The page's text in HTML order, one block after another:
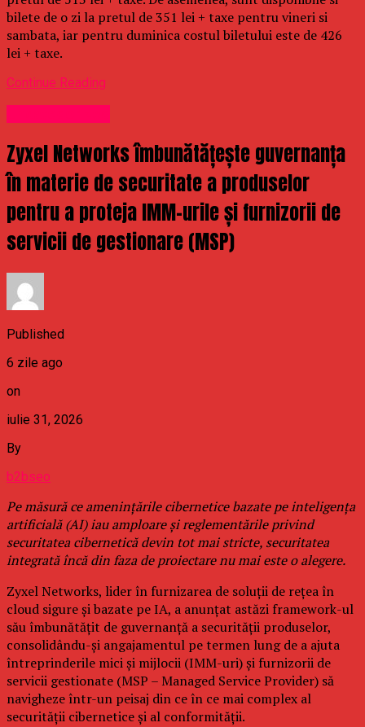
bilete de o zi la pretul de 351 lei + taxe pentru vineri si
sambata, iar pentru duminica costul biletului este de 426
lei + taxe.
Continue Reading
Zyxel Networks îmbunătățește guvernanța
în materie de securitate a produselor
pentru a proteja IMM-urile și furnizorii de
servicii de gestionare (MSP)
Published
6 zile ago
on
iulie 31, 2026
By
b2bseo
Pe măsură ce amenințările cibernetice bazate pe inteligența
artificială (AI) iau amploare și reglementările privind
securitatea cibernetică devin tot mai stricte, securitatea
integrată încă din faza de proiectare nu mai este o alegere.
Zyxel Networks, lider în furnizarea de soluții de rețea în
cloud sigure și bazate pe IA, a anunțat astăzi framework-ul
său îmbunătățit de guvernanță a securității produselor,
consolidându-și angajamentul pe termen lung de a ajuta
întreprinderile mici și mijlocii (IMM-uri) și furnizorii de
servicii gestionate (MSP – Managed Service Provider) să
navigheze într-un peisaj din ce în ce mai complex al
securității cibernetice și al conformității.